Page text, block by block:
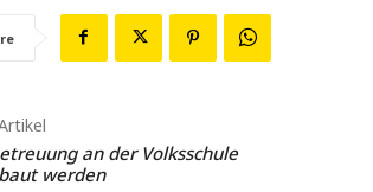
an der Volksschule
werden